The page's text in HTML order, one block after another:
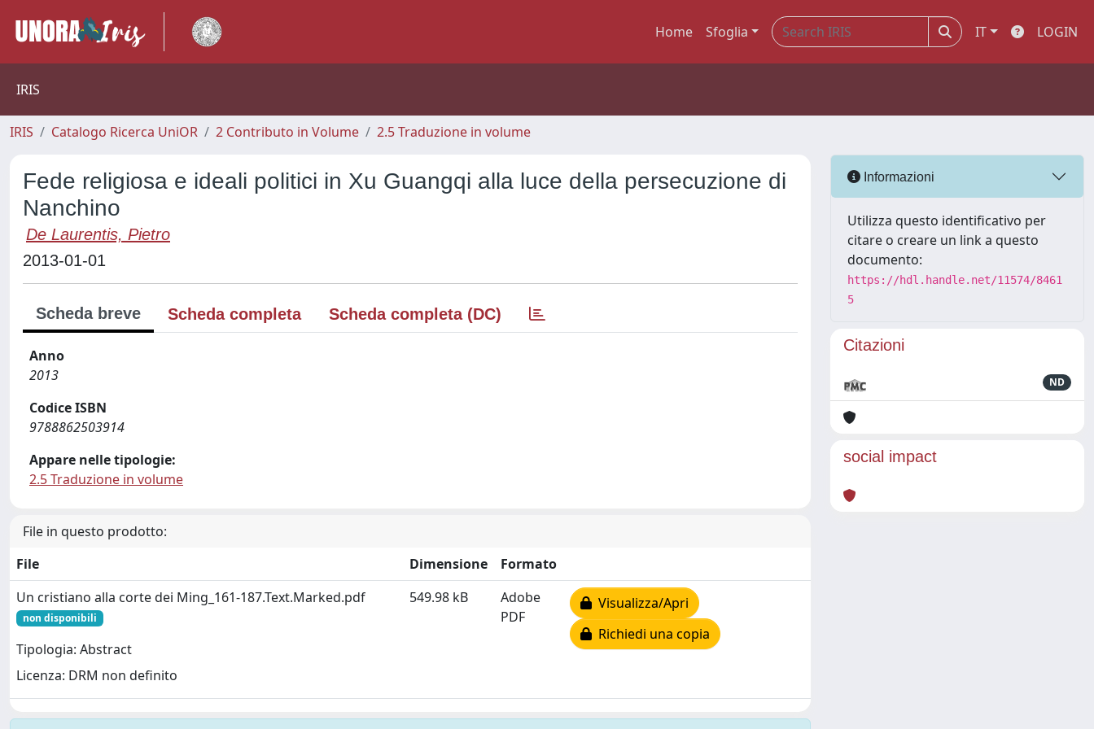
Home Sfoglia IT LOGIN
IRIS
IRIS Catalogo Ricerca UniOR 2 Contributo in Volume 2.5 Traduzione in volume
Fede religiosa e ideali politici in Xu Guangqi alla luce della persecuzione di
Nanchino
De Laurentis, Pietro
2013-01-01
Scheda breve Scheda completa Scheda completa (DC)
Anno
2013
Codice ISBN
9788862503914
Appare nelle tipologie:
2.5 Traduzione in volume
File in questo prodotto:
File
Dimensione
Formato
Un cristiano alla corte dei Ming_161-187.Text.Marked.pdf
non disponibili
Tipologia: Abstract
Licenza: DRM non definito
549.98 kB
Adobe
PDF
Visualizza/Apri
Richiedi una copia
Informazioni
Utilizza questo identificativo per
citare o creare un link a questo
documento:
https://hdl.handle.net/11574/8461
5
Citazioni
ND
social impact